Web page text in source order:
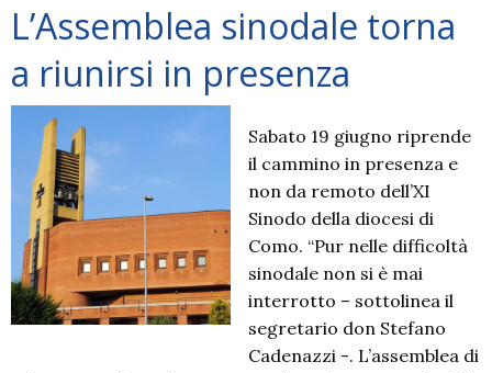
L’Assemblea sinodale torna
a riunirsi in presenza
Sabato 19 giugno riprende
il cammino in presenza e
non da remoto dell’XI
Sinodo della diocesi di
Como. “Pur nelle difficoltà
sinodale non si è mai
interrotto – sottolinea il
segretario don Stefano
Cadenazzi -. L’assemblea di